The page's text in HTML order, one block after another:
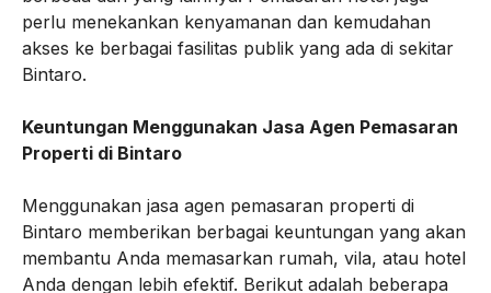
perlu menekankan kenyamanan dan kemudahan
akses ke berbagai fasilitas publik yang ada di sekitar
Bintaro.
Keuntungan Menggunakan Jasa Agen Pemasaran
Properti di Bintaro
Menggunakan jasa agen pemasaran properti di
Bintaro memberikan berbagai keuntungan yang akan
membantu Anda memasarkan rumah, vila, atau hotel
Anda dengan lebih efektif. Berikut adalah beberapa